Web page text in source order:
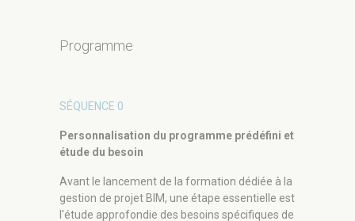
Programme
SÉQUENCE 0
Personnalisation du programme prédéfini et
étude du besoin
Avant le lancement de la formation dédiée à la
gestion de projet BIM, une étape essentielle est
l'étude approfondie des besoins spécifiques de